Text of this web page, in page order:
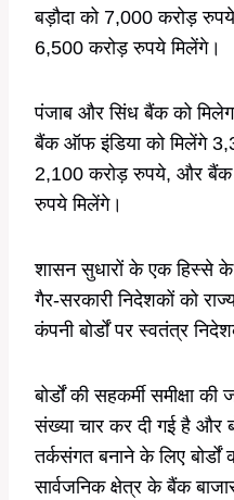
बड़ौदा को 7,000 करोड़
6,500 करोड़ रुपये मिलेंगे।
पंजाब और सिंध बैंक को
बैंक ऑफ इंडिया को मिलेंगे
2,100 करोड़ रुपये, और बैंक
रुपये मिलेंगे।
शासन सुधारों के एक हिस्से
गैर-सरकारी निदेशकों को
कंपनी बोर्डों पर स्वतंत्र
बोर्डों की सहकर्मी समीक्षा
संख्या चार कर दी गई है और
तर्कसंगत बनाने के लिए
सार्वजनिक क्षेत्र के बैंक